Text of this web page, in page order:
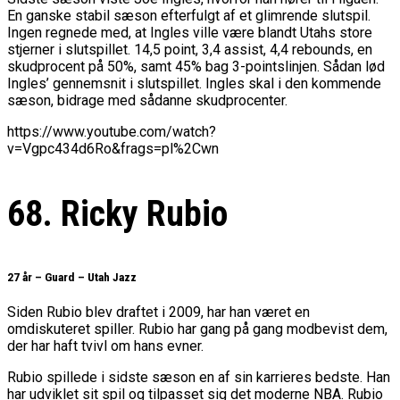
En ganske stabil sæson efterfulgt af et glimrende slutspil.
Ingen regnede med, at Ingles ville være blandt Utahs store
stjerner i slutspillet. 14,5 point, 3,4 assist, 4,4 rebounds, en
skudprocent på 50%, samt 45% bag 3-pointslinjen. Sådan lød
Ingles’ gennemsnit i slutspillet. Ingles skal i den kommende
sæson, bidrage med sådanne skudprocenter.
https://www.youtube.com/watch?
v=Vgpc434d6Ro&frags=pl%2Cwn
68. Ricky Rubio
27 år – Guard – Utah Jazz
Siden Rubio blev draftet i 2009, har han været en
omdiskuteret spiller. Rubio har gang på gang modbevist dem,
der har haft tvivl om hans evner.
Rubio spillede i sidste sæson en af sin karrieres bedste. Han
har udviklet sit spil og tilpasset sig det moderne NBA. Rubio